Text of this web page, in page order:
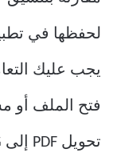
فتح الملف أو